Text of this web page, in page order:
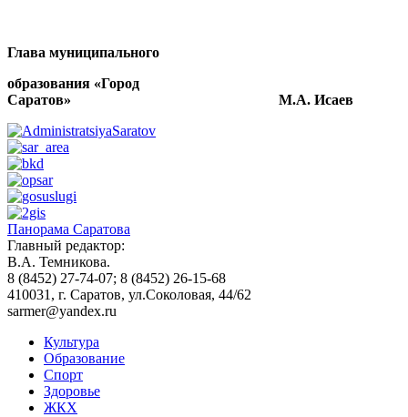
Глава муниципального
образования «Город
Саратов» М.А. Исаев
Панорама Саратова
Главный редактор:
В.А. Темникова.
8 (8452) 27-74-07; 8 (8452) 26-15-68
410031, г. Саратов, ул.Соколовая, 44/62
sarmer@yandex.ru
Культура
Образование
Спорт
Здоровье
ЖКХ